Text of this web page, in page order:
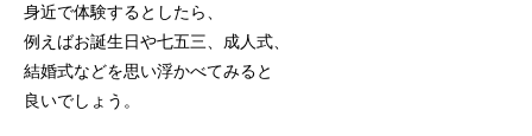
身近で体験するとしたら、
例えばお誕生日や七五三、成人式、
結婚式などを思い浮かべてみると
良いでしょう。